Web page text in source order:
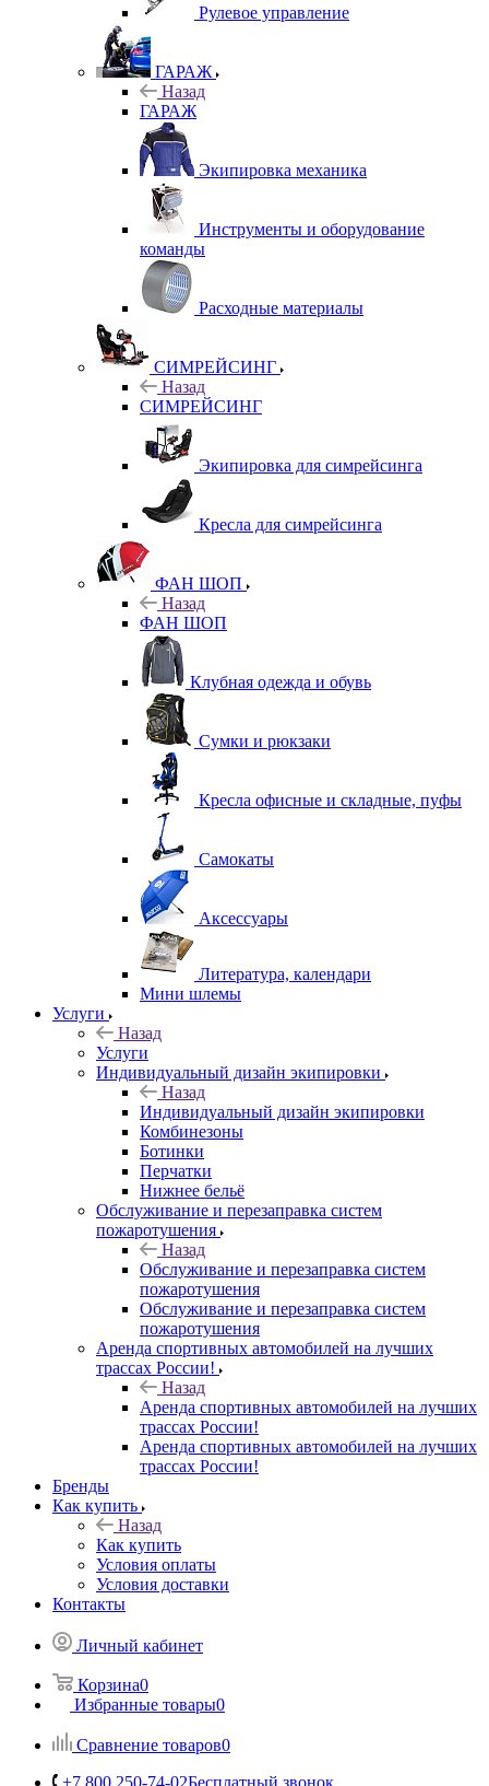
Рулевое управление
ГАРАЖ
Назад
ГАРАЖ
Экипировка механика
Инструменты и оборудование
команды
Расходные материалы
СИМРЕЙСИНГ
Назад
СИМРЕЙСИНГ
Экипировка для симрейсинга
Кресла для симрейсинга
ФАН ШОП
Назад
ФАН ШОП
Клубная одежда и обувь
Сумки и рюкзаки
Кресла офисные и складные, пуфы
Самокаты
Аксессуары
Литература, календари
Мини шлемы
Услуги
Назад
Услуги
Индивидуальный дизайн экипировки
Назад
Индивидуальный дизайн экипировки
Комбинезоны
Ботинки
Перчатки
Нижнее бельё
Обслуживание и перезаправка систем
пожаротушения
Назад
Обслуживание и перезаправка систем
пожаротушения
Обслуживание и перезаправка систем
пожаротушения
Аренда спортивных автомобилей на лучших
трассах России!
Назад
Аренда спортивных автомобилей на лучших
трассах России!
Аренда спортивных автомобилей на лучших
трассах России!
Бренды
Как купить
Назад
Как купить
Условия оплаты
Условия доставки
Контакты
Личный кабинет
Корзина0
Избранные товары0
Сравнение товаров0
+7 800 250-74-02Бесплатный звонок